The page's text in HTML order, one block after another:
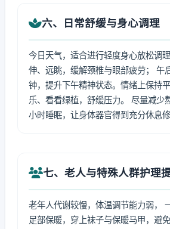
六、日常舒缓与身心调理
今日天气，适合进行轻度身心放松调
伸、远眺，缓解颈椎与眼部疲劳； 午
钟，提升下午精神状态。情绪上保持
乐、看看绿植，舒缓压力。 尽量减少
小时睡眠，让身体器官得到充分休息
七、老人与特殊人群护理
老年人代谢较慢，体温调节能力弱，
足部保暖，穿上袜子与保暖马甲，避